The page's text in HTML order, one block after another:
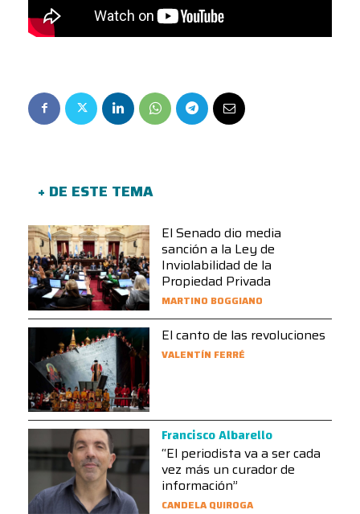
+ DE ESTE TEMA
El Senado dio media
sanción a la Ley de
Inviolabilidad de la
Propiedad Privada
MARTINO BOGGIANO
El canto de las revoluciones
VALENTÍN FERRÉ
Francisco Albarello
“El periodista va a ser cada
vez más un curador de
información”
CANDELA QUIROGA